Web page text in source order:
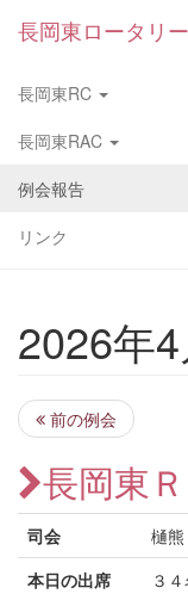
長岡東ロータリ
長岡東RC
長岡東RAC
例会報告
リンク
2026年
前の例会
長岡東
司会
樋
本日の出席
３４